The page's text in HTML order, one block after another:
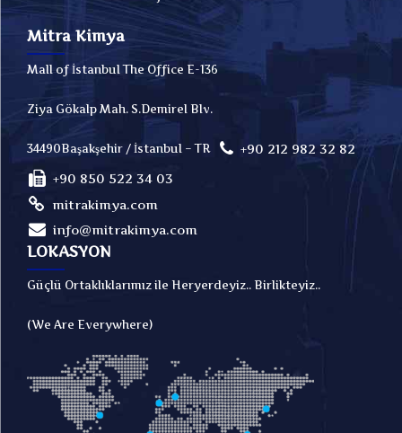
Mitra Kimya
Mall of İstanbul The Office E-136
Ziya Gökalp Mah. S.Demirel Blv.
34490Başakşehir / İstanbul – TR
+90 212 982 32 82
+90 850 522 34 03
mitrakimya.com
info@mitrakimya.com
LOKASYON
Güçlü Ortaklıklarımız ile Heryerdeyiz.. Birlikteyiz..
(We Are Everywhere)